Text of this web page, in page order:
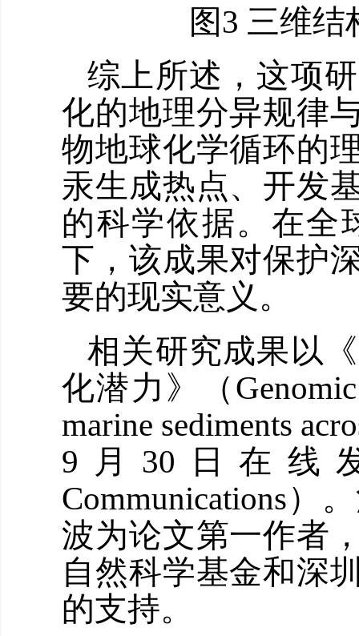
图3 三维
综上所述，这项
化的地理分异规律
物地球化学循环的
汞生成热点、开发
的科学依据。在全
下，该成果对保护
要的现实意义。
相关研究成果以
化潜力》（
marine sediments
9月30日在线
Communications）
波为论文第一作者
自然科学基金和深
的支持。